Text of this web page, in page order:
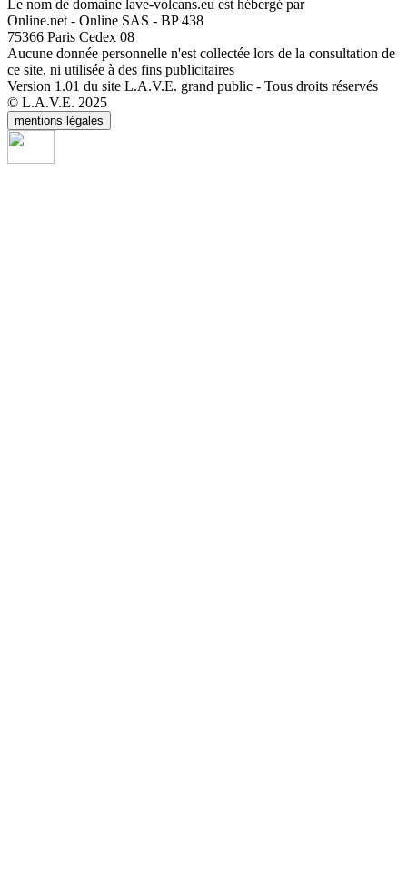
Le nom de domaine lave-volcans.eu est hébergé par
Online.net - Online SAS - BP 438
75366 Paris Cedex 08
Aucune donnée personnelle n'est collectée lors de la consultation de
ce site, ni utilisée à des fins publicitaires
Version 1.01 du site L.A.V.E. grand public - Tous droits réservés
© L.A.V.E. 2025
mentions légales